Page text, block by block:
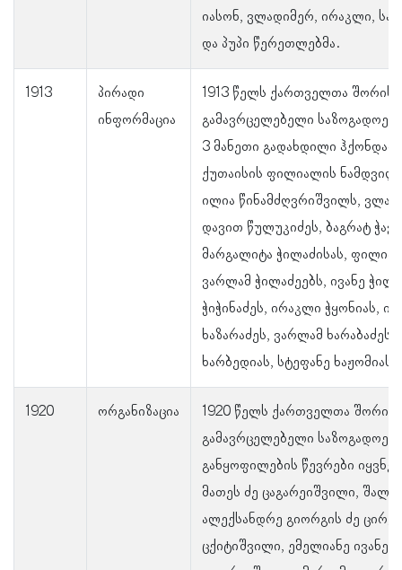
იასონ, ვლადიმერ, ირაკლი,
და პუპი წერეთლებმა.
1913
პირადი
ინფორმაცია
1913 წელს ქართველთა შორის
გამავრცელებელი
3 მანეთი გადახდილი ჰქონდათ
ქუთაისის ფილიალის
ილია წინამძღვრიშვილს,
დავით წულუკიძეს, ბაგრატ
მარგალიტა ჭილაძისას,
ვარლამ ჭილაძეებს, ივანე
ჭიჭინაძეს, ირაკლი ჭყონიას,
ხაზარაძეს, ვარლამ
ხარბედიას, სტეფანე ხაჟომიას.
1920 ორგანიზაცია
1920 წელს ქართველთა შორის
გამავრცელებელი
განყოფილების წევრები
მათეს ძე ცაგარეიშვილი, შალვა
ალექსანდრე გიორგის ძე
ცქიტიშვილი, ემელიანე ივანეს